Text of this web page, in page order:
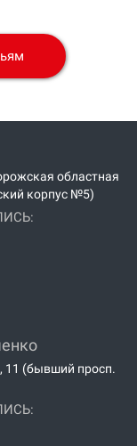
областная
корпус №5)
11 (бывший просп.